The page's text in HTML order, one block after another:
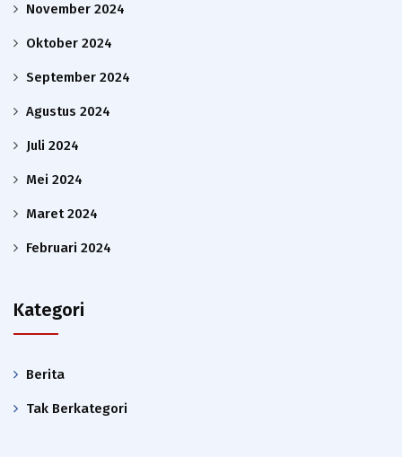
November 2024
Oktober 2024
September 2024
Agustus 2024
Juli 2024
Mei 2024
Maret 2024
Februari 2024
Kategori
Berita
Tak Berkategori